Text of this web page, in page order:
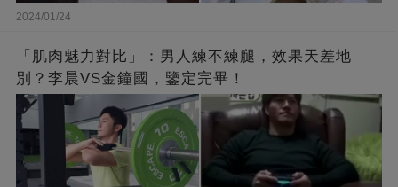
2024/01/24
「肌肉魅力對比」：男人練不練腿，效果天差地
別？李晨VS金鐘國，鑒定完畢！